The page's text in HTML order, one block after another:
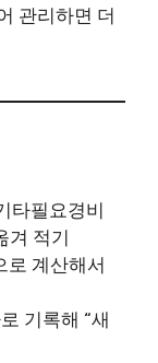
관리하면 더
타필요경비
겨 적기
로 계산해서
기록해 “새